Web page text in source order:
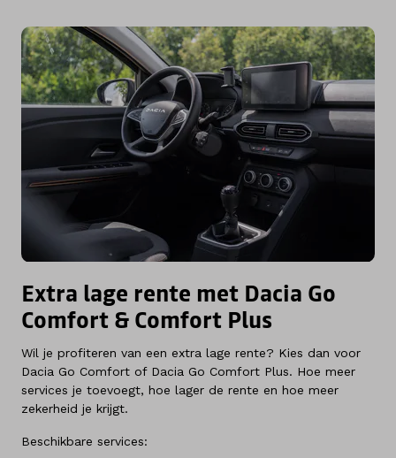
Extra lage rente met Dacia Go
Comfort & Comfort Plus
Wil je profiteren van een extra lage rente? Kies dan voor
Dacia Go Comfort of Dacia Go Comfort Plus. Hoe meer
services je toevoegt, hoe lager de rente en hoe meer
zekerheid je krijgt.
Beschikbare services: